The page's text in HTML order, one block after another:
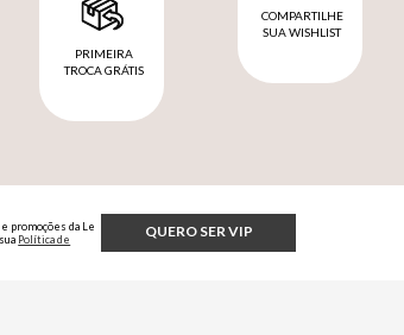
PRIMEIRA
TROCA GRÁTIS
COMPARTILHE
SUA WISHLIST
QUERO SER VIP
promoções da Le
Política de